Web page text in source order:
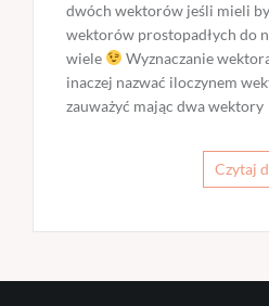
dwóch wektorów jeśli mieli
wektorów prostopadłych do
wiele
Wyznaczanie
inaczej nazwać iloczynem
zauważyć mając dwa wektory
Czytaj